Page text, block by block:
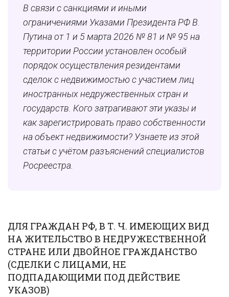
В связи с санкциями и иными
ограничениями Указами Президента РФ В.
Путина от 1 и 5 марта 2026 № 81 и № 95 на
территории России установлен особый
порядок осуществления резидентами
сделок с недвижимостью с участием лиц
иностранных недружественных стран и
государств. Кого затрагивают эти указы и
как зарегистрировать право собственности
на объект недвижимости? Узнаете из этой
статьи с учётом разъяснений специалистов
Росреестра.
ДЛЯ ГРАЖДАН РФ, В Т. Ч. ИМЕЮЩИХ ВИД
НА ЖИТЕЛЬСТВО В НЕДРУЖЕСТВЕННОЙ
СТРАНЕ ИЛИ ДВОЙНОЕ ГРАЖДАНСТВО
(СДЕЛКИ С ЛИЦАМИ, НЕ
ПОДПАДАЮЩИМИ ПОД ДЕЙСТВИЕ
УКАЗОВ)